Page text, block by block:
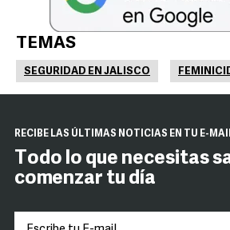
TEMAS
SEGURIDAD EN JALISCO
RECIBE LAS ÚLTIMAS NOTICIAS EN TU E-
Todo lo que necesitas
comenzar tu día